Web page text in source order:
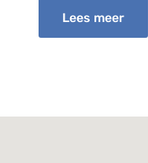
Lees meer